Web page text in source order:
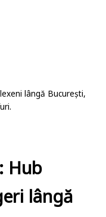
Hub
lângă